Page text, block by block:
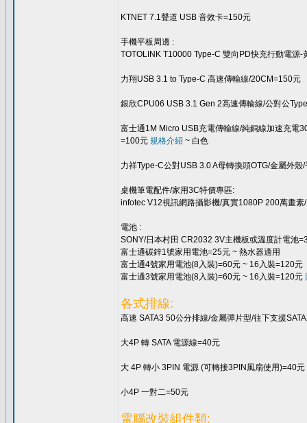
KTNET 7.1聲道 USB 音效卡=150元
手機平板周邊 :
TOTOLINK T10000 Type-C 雙向PD快充行動電源
力翔USB 3.1 to Type-C 高速傳輸線/20CM=150元
銀欣CPU06 USB 3.1 Gen 2高速傳輸線/公對公
富士通1M Micro USB充電傳輸線/純銅線加速充電
=100元 規格介紹 ~ 白色
力祥Type-C公對USB 3.0 A母轉換頭OTG/金屬外
桌機筆電配件/家用3C特價專區:
infotec V12視訊網路攝影機/真實1080P 200萬畫
電池 :
SONY/日本村田 CR2032 3V主機板或溫度計電池
富士通碳鋅1號家用電池=25元 ~ 熱水器適用
富士通4號家用電池(8入裝)=60元 ~ 16入裝=120元
富士通3號家用電池(8入裝)=60元 ~ 16入裝=120元
各式排線:
高速 SATA3 50公分排線/金屬彈片型/往下支援
大4P 轉 SATA 電源線=40元
大 4P 轉小 3PIN 電源 (可轉接3PIN風扇使用)=40元
小4P 一對二=50元
電腦改裝組件類: